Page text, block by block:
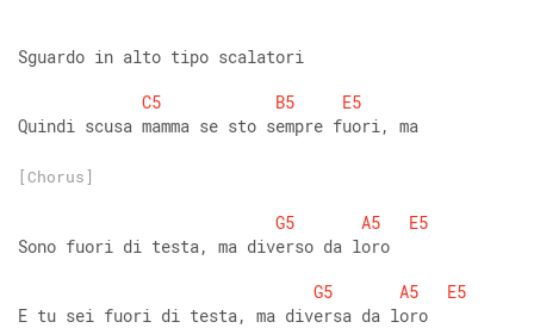
Sguardo in alto tipo scalatori
C5
B5
E5
Quindi scusa mamma se sto sempre fuori, ma
[Chorus]
G5 A5
E5
Sono fuori di testa, ma diverso da loro
G5
A5
E5
E tu sei fuori di testa, ma diversa da loro